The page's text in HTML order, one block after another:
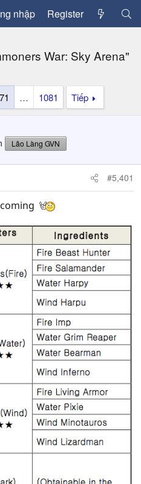
nhập Register
War: Sky Arena"
… 1081 Tiếp
Lão Làng GVN
#5,401